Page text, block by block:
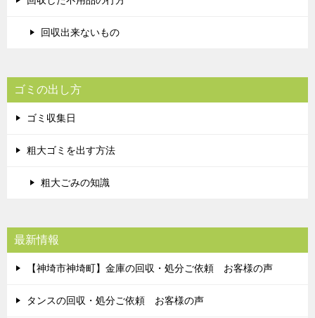
回収出来ないもの
ゴミの出し方
ゴミ収集日
粗大ゴミを出す方法
粗大ごみの知識
最新情報
【神埼市神埼町】金庫の回収・処分ご依頼 お客様の声
タンスの回収・処分ご依頼 お客様の声